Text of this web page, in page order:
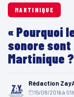
MARTINIQUE
« Pourquoi
sonore
Martinique
Rédaction
15/08/2016 à